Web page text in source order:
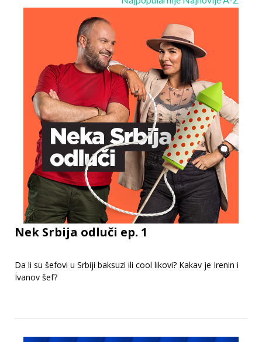
Nek Srbija odluči ep. 1
Da li su šefovi u Srbiji baksuzi ili cool likovi? Kakav je Irenin i
Ivanov šef?